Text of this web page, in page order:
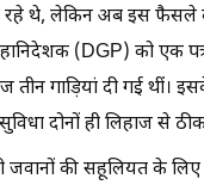
रहे थे, लेकिन अब इस
(DGP) को एक
गाड़ियां दी गई थीं।
दोनों ही लिहाज से
की सहूलियत के लिए